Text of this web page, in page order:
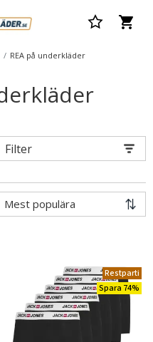
REA på underkläder
Filter
Restparti
Spara 74%